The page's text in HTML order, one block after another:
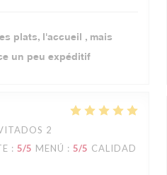
plats, l'accueil , mais
un peu expéditif
2
: 5/5 MENÚ : 5/5 CALIDAD